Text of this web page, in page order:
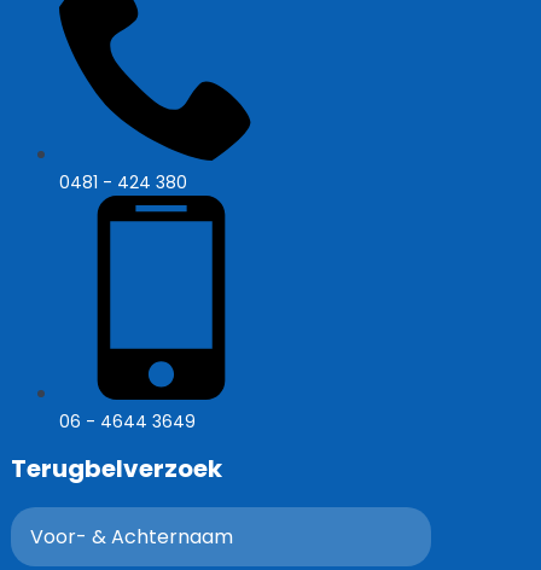
0481 - 424 380
06 - 4644 3649
Terugbelverzoek